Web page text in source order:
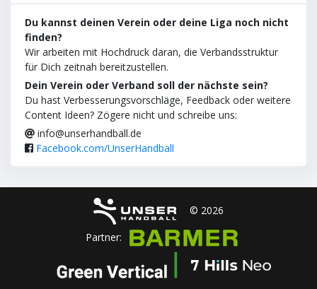
Du kannst deinen Verein oder deine Liga noch nicht
finden?
Wir arbeiten mit Hochdruck daran, die Verbandsstruktur
für Dich zeitnah bereitzustellen.
Dein Verein oder Verband soll der nächste sein?
Du hast Verbesserungsvorschläge, Feedback oder weitere
Content Ideen? Zögere nicht und schreibe uns:
info@unserhandball.de
Facebook.com/UnserHandball
© 2026
Partner: